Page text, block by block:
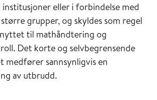
eller i forbindelse med
grupper, og skyldes som regel
til mathåndtering og
Det korte og selvbegrensende
medfører sannsynligvis en
av utbrudd.